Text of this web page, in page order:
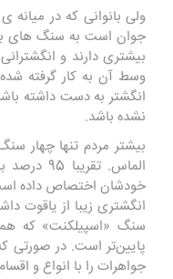
ولی بانوانی که در
جوان است به سنگ های
بیشتری دارند و
وسط آن به کار گرفته
انگشتر به دست داشته
نشده باشد.
بیشتر مردم تنها چهار
الماس.
خودشان اختصاص داده‌
انگشتری زیبا از یاقوت
سنگ «اسپیلکنت» که
پایین‌تر است. در صورتی
جواهرات را با انواع و